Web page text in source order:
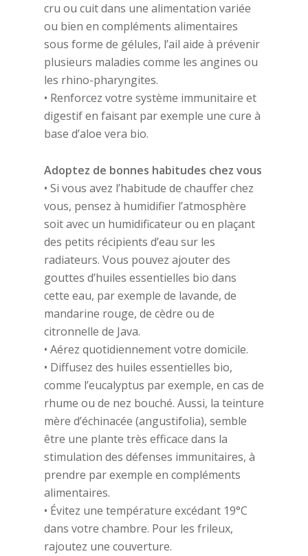
cru ou cuit dans une alimentation variée
ou bien en compléments alimentaires
sous forme de gélules, l’ail aide à prévenir
plusieurs maladies comme les angines ou
les rhino-pharyngites.
• Renforcez votre système immunitaire et
digestif en faisant par exemple une cure à
base d’aloe vera bio.
Adoptez de bonnes habitudes chez vous
• Si vous avez l’habitude de chauffer chez
vous, pensez à humidifier l’atmosphère
soit avec un humidificateur ou en plaçant
des petits récipients d’eau sur les
radiateurs. Vous pouvez ajouter des
gouttes d’huiles essentielles bio dans
cette eau, par exemple de lavande, de
mandarine rouge, de cèdre ou de
citronnelle de Java.
• Aérez quotidiennement votre domicile.
• Diffusez des huiles essentielles bio,
comme l’eucalyptus par exemple, en cas de
rhume ou de nez bouché. Aussi, la teinture
mère d’échinacée (angustifolia), semble
être une plante très efficace dans la
stimulation des défenses immunitaires, à
prendre par exemple en compléments
alimentaires.
• Évitez une température excédant 19°C
dans votre chambre. Pour les frileux,
rajoutez une couverture.